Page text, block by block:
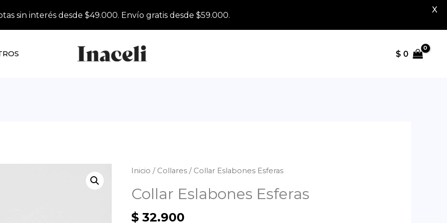
$ 0
Inicio / Collares / Collar Eslabones Esferas
Collar Eslabones Esferas
$ 32.900
sin interés desde $49.000. Envío gratis desde $59.000.
X